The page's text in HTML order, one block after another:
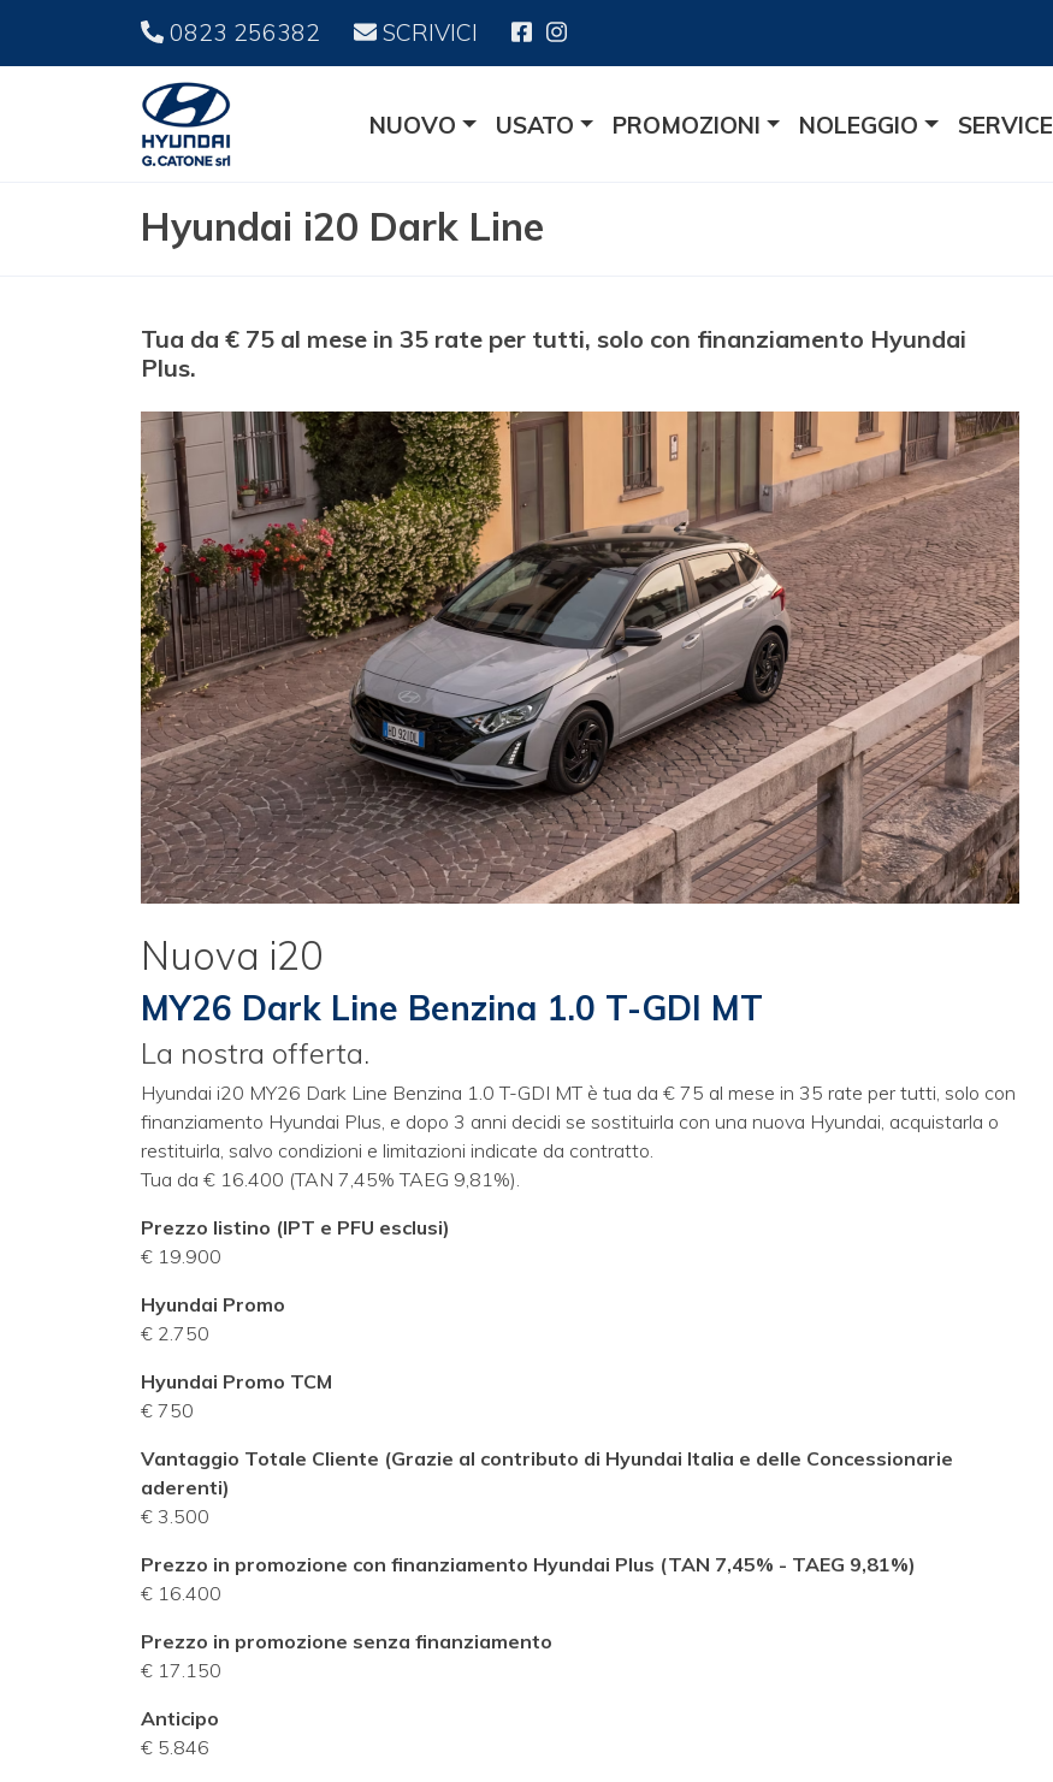
0823 256382 SCRIVICI
NUOVO USATO PROMOZIONI NOLEGGIO SERVICE
Hyundai i20 Dark Line
Tua da € 75 al mese in 35 rate per tutti, solo con finanziamento Hyundai
Plus.
Nuova i20
MY26 Dark Line Benzina 1.0 T-GDI MT
La nostra offerta.
Hyundai i20 MY26 Dark Line Benzina 1.0 T-GDI MT è tua da € 75 al mese in 35 rate per tutti, solo con
finanziamento Hyundai Plus, e dopo 3 anni decidi se sostituirla con una nuova Hyundai, acquistarla o
restituirla, salvo condizioni e limitazioni indicate da contratto.
Tua da € 16.400 (TAN 7,45% TAEG 9,81%).
Prezzo listino (IPT e PFU esclusi)
€ 19.900
Hyundai Promo
€ 2.750
Hyundai Promo TCM
€ 750
Vantaggio Totale Cliente (Grazie al contributo di Hyundai Italia e delle Concessionarie
aderenti)
€ 3.500
Prezzo in promozione con finanziamento Hyundai Plus (TAN 7,45% - TAEG 9,81%)
€ 16.400
Prezzo in promozione senza finanziamento
€ 17.150
Anticipo
€ 5.846